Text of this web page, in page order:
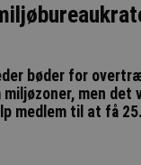
bøder for
men det
medlem til at få